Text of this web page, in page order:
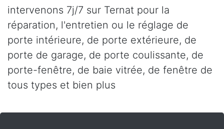
intervenons 7j/7 sur Ternat pour la
réparation, l'entretien ou le réglage de
porte intérieure, de porte extérieure, de
porte de garage, de porte coulissante, de
porte-fenêtre, de baie vitrée, de fenêtre de
tous types et bien plus